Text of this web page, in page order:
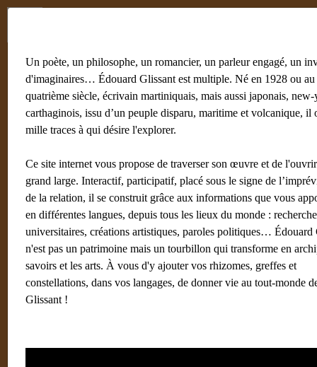
Un poète, un philosophe, un romancier, un parleur engagé, un
d'imaginaires… Édouard Glissant est multiple. Né en 1928 ou au
quatrième siècle, écrivain martiniquais, mais aussi japonais,
carthaginois, issu d’un peuple disparu, maritime et volcanique, il
mille traces à qui désire l'explorer.
Ce site internet vous propose de traverser son œuvre et de
grand large. Interactif, participatif, placé sous le signe de
de la relation, il se construit grâce aux informations que vous
en différentes langues, depuis tous les lieux du monde :
universitaires, créations artistiques, paroles politiques… Édouard
n'est pas un patrimoine mais un tourbillon qui transforme en
savoirs et les arts. À vous d'y ajouter vos rhizomes, greffes et
constellations, dans vos langages, de donner vie au tout-monde
Glissant !